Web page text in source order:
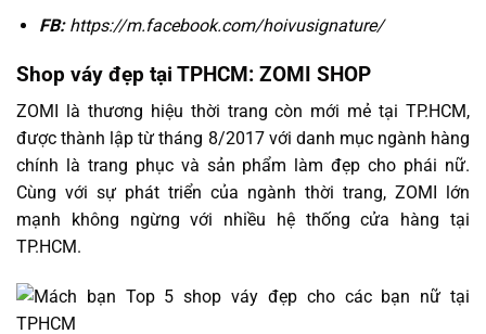
FB: https://m.facebook.com/hoivusignature/
Shop váy đẹp tại TPHCM: ZOMI SHOP
ZOMI là thương hiệu thời trang còn mới mẻ tại TP.HCM,
được thành lập từ tháng 8/2017 với danh mục ngành hàng
chính là trang phục và sản phẩm làm đẹp cho phái nữ.
Cùng với sự phát triển của ngành thời trang, ZOMI lớn
mạnh không ngừng với nhiều hệ thống cửa hàng tại
TP.HCM.